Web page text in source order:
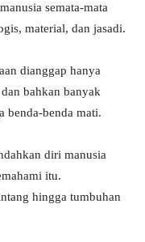
semata-mata
material, dan jasadi.
dianggap hanya
bahkan banyak
benda-benda mati.
diri manusia
itu.
hingga tumbuhan